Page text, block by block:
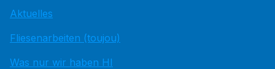
Aktuelles
Fliesenarbeiten (toujou)
Was nur wir haben HI